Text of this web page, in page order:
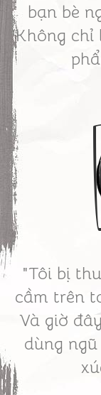
bạn bè
Không chỉ
"Tôi bị
cầm trên
Và giờ
dùng